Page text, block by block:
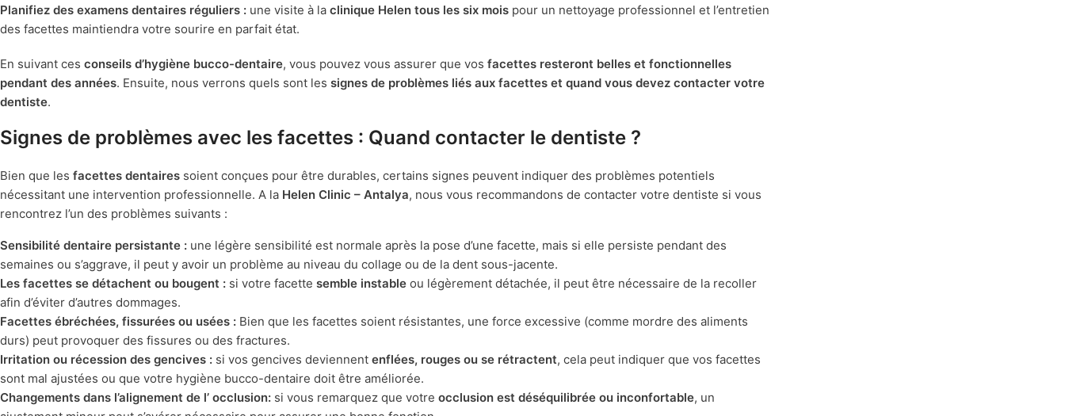
Planifiez des examens dentaires réguliers : une visite à la clinique Helen tous les six mois pour un nettoyage professionnel et l’entretien
des facettes maintiendra votre sourire en parfait état.
En suivant ces conseils d’hygiène bucco-dentaire, vous pouvez vous assurer que vos facettes resteront belles et fonctionnelles
pendant des années. Ensuite, nous verrons quels sont les signes de problèmes liés aux facettes et quand vous devez contacter votre
dentiste.
Signes de problèmes avec les facettes : Quand contacter le dentiste ?
Bien que les facettes dentaires soient conçues pour être durables, certains signes peuvent indiquer des problèmes potentiels
nécessitant une intervention professionnelle. A la Helen Clinic – Antalya, nous vous recommandons de contacter votre dentiste si vous
rencontrez l’un des problèmes suivants :
Sensibilité dentaire persistante : une légère sensibilité est normale après la pose d’une facette, mais si elle persiste pendant des
semaines ou s’aggrave, il peut y avoir un problème au niveau du collage ou de la dent sous-jacente.
Les facettes se détachent ou bougent : si votre facette semble instable ou légèrement détachée, il peut être nécessaire de la recoller
afin d’éviter d’autres dommages.
Facettes ébréchées, fissurées ou usées : Bien que les facettes soient résistantes, une force excessive (comme mordre des aliments
durs) peut provoquer des fissures ou des fractures.
Irritation ou récession des gencives : si vos gencives deviennent enflées, rouges ou se rétractent, cela peut indiquer que vos facettes
sont mal ajustées ou que votre hygiène bucco-dentaire doit être améliorée.
Changements dans l’alignement de l’ occlusion: si vous remarquez que votre occlusion est déséquilibrée ou inconfortable, un